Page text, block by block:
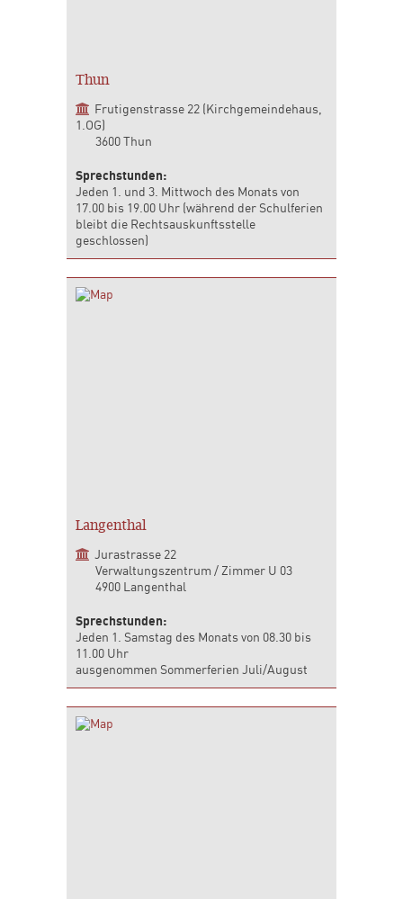
Thun
Frutigenstrasse 22 (Kirchgemeindehaus,
1.OG)
3600 Thun
Sprechstunden:
Jeden 1. und 3. Mittwoch des Monats von
17.00 bis 19.00 Uhr (während der Schulferien
bleibt die Rechtsauskunftsstelle
geschlossen)
Langenthal
Jurastrasse 22
Verwaltungszentrum / Zimmer U 03
4900 Langenthal
Sprechstunden:
Jeden 1. Samstag des Monats von 08.30 bis
11.00 Uhr
ausgenommen Sommerferien Juli/August